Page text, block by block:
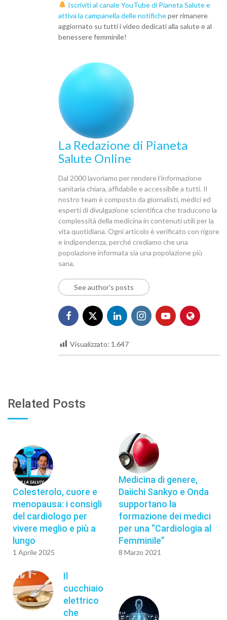
Iscriviti al canale YouTube di Pianeta Salute e
attiva la campanella delle notificheper rimanere
aggiornato su tutti i video dedicati alla salute e al
benessere femminile!
La Redazione di Pianeta
Salute Online
Dal 2000 lavoriamo per rendere l’informazione
sanitaria chiara, affidabile e accessibile a tutti. Il
nostro team è composto da giornalisti, medici ed
esperti di divulgazione scientifica che traducono la
complessità della medicina in contenuti utili per la
vita quotidiana. Ogni articolo è verificato con rigore
e indipendenza, perché crediamo che una
popolazione informata sia una popolazione più
sana.
See author's posts
Visualizzato: 1.647
Related Posts
Colesterolo, cuore e
menopausa: i consigli
del cardiologo per
vivere meglio e più a
lungo
1 Aprile 2025
Medicina di genere,
Daiichi Sankyo e Onda
supportano la
formazione dei medici
per una “Cardiologia al
Femminile”
8 Marzo 2021
Il
cucchiaio
elettrico
che